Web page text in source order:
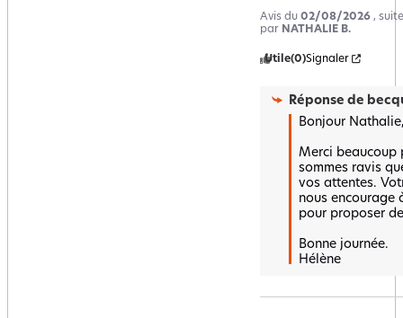
Avis du 02/08/2026 ,
par NATHALIE B.
Utile(0)Signaler
Réponse de
Bonjour Nathalie,
Merci beaucoup
sommes ravis
vos attentes.
nous encourage
pour proposer
Bonne journée.
Hélène